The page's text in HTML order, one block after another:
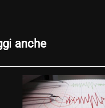
anche